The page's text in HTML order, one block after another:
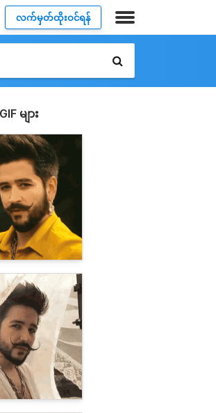
လက်မှတ်ထိုးဝင်ရန်
များ